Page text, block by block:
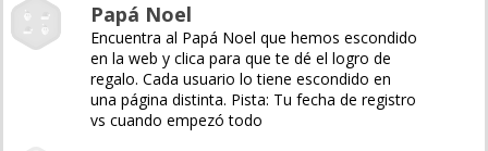
Papá Noel
Encuentra al Papá Noel que hemos escondido
en la web y clica para que te dé el logro de
regalo. Cada usuario lo tiene escondido en
una página distinta. Pista: Tu fecha de registro
vs cuando empezó todo